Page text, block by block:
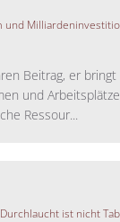
und
Beitrag, er
und
Ressour...
ist nicht